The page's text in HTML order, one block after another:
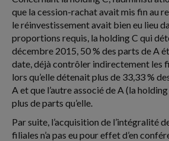
que la cession-rachat avait mis fin au
le réinvestissement avait bien eu lieu
proportions requis, la holding C qui
décembre 2015, 50 % des parts de A
date, déjà contrôler indirectement les
lors qu’elle détenait plus de 33,33 %
A et que l’autre associé de A (la
plus de parts qu’elle.
Par suite, l’acquisition de l’intégralité
filiales n’a pas eu pour effet d’en